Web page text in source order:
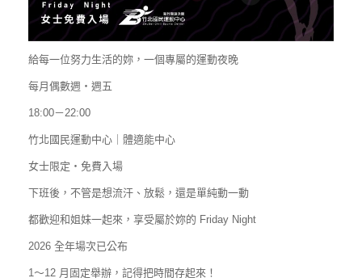
給每一位努力生活的妳，一個專屬的運動夜晚
每月偶數週・週五
18:00－22:00
竹北國民運動中心｜體適能中心
女士限定・免費入場
下班後，不管是想流汗、放鬆，還是單純動一動
都歡迎和姐妹一起來，享受屬於妳的 Friday Night
2026 全年場次已公布
1～12 月固定舉辦，記得把時間存起來！